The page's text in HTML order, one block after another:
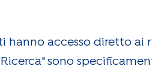
accesso diretto ai
sono